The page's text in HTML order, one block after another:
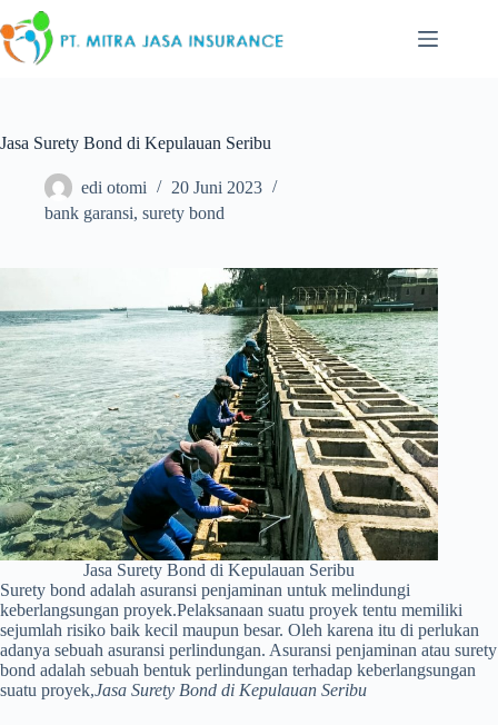
to
content
Jasa Surety Bond di Kepulauan Seribu
edi otomi
20 Juni 2023
bank garansi, surety bond
Jasa Surety Bond di Kepulauan Seribu
Surety bond adalah asuransi penjaminan untuk melindungi
keberlangsungan proyek.Pelaksanaan suatu proyek tentu memiliki
sejumlah risiko baik kecil maupun besar. Oleh karena itu di perlukan
adanya sebuah asuransi perlindungan. Asuransi penjaminan atau surety
bond adalah sebuah bentuk perlindungan terhadap keberlangsungan
suatu proyek,Jasa Surety Bond di Kepulauan Seribu